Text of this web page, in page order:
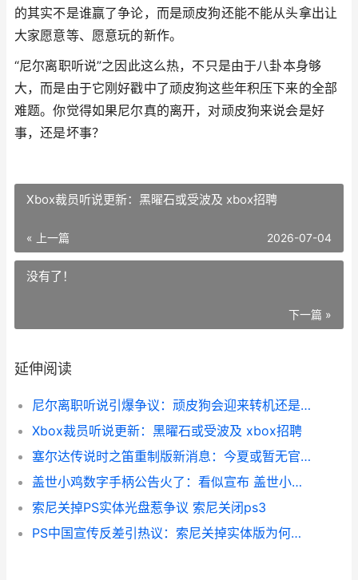
的其实不是谁赢了争论，而是顽皮狗还能不能从头拿出让
大家愿意等、愿意玩的新作。
“尼尔离职听说”之因此这么热，不只是由于八卦本身够
大，而是由于它刚好戳中了顽皮狗这些年积压下来的全部
难题。你觉得如果尼尔真的离开，对顽皮狗来说会是好
事，还是坏事？
Xbox裁员听说更新：黑曜石或受波及 xbox招聘
« 上一篇 2026-07-04
没有了！
下一篇 »
延伸阅读
尼尔离职听说引爆争议：顽皮狗会迎来转机还是危机 尼尔 履历
Xbox裁员听说更新：黑曜石或受波及 xbox招聘
塞尔达传说时之笛重制版新消息：今夏或暂无官方情报 塞尔达传说时之笛森之神殿攻略
盖世小鸡数字手柄公告火了：看似宣布 盖世小鸡gc1
索尼关掉PS实体光盘惹争议 索尼关闭ps3
PS中国宣传反差引热议：索尼关掉实体版为何惹争议 ps宣传画